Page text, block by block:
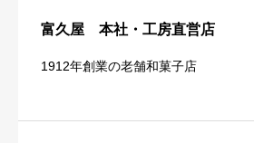
富久屋 本社・工房直営店
1912年創業の老舗和菓子店